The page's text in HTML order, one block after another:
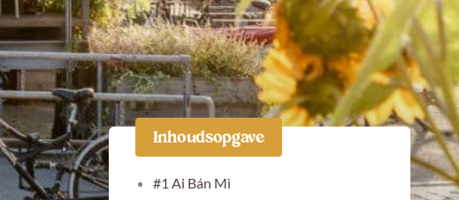
Inhoudsopgave
#1 Ai Bán Mì
Facebook Instagram Pinterest TikTok